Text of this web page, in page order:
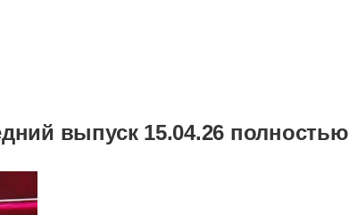
выпуск 15.04.26 полностью